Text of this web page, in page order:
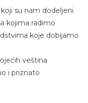
su nam dodeljeni
kojima radimo
koje dobijamo
veština
i priznato